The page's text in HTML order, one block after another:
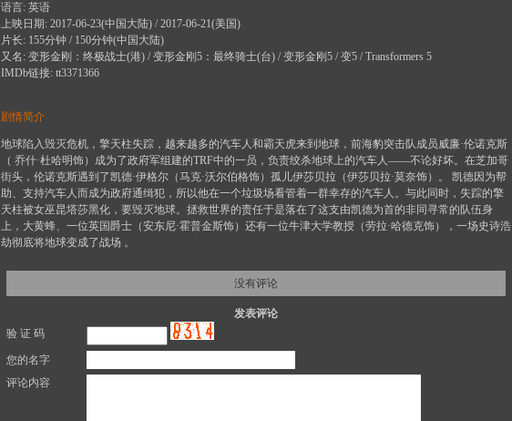
语言: 英语
上映日期: 2017-06-23(中国大陆) / 2017-06-21(美国)
片长: 155分钟 / 150分钟(中国大陆)
又名: 变形金刚：终极战士(港) / 变形金刚5：最终骑士(台) / 变形金刚5 / 变5 / Transformers 5
IMDb链接: tt3371366
剧情简介
地球陷入毁灭危机，擎天柱失踪，越来越多的汽车人和霸天虎来到地球，前海豹突击队成员威廉·伦诺克斯
（ 乔什·杜哈明饰）成为了政府军组建的TRF中的一员，负责绞杀地球上的汽车人——不论好坏。在芝加哥
街头，伦诺克斯遇到了凯德·伊格尔（马克·沃尔伯格饰）孤儿伊莎贝拉（伊莎贝拉·莫奈饰）。 凯德因为帮
助、支持汽车人而成为政府通缉犯，所以他在一个垃圾场看管着一群幸存的汽车人。与此同时，失踪的擎
天柱被女巫昆塔莎黑化，要毁灭地球。拯救世界的责任于是落在了这支由凯德为首的非同寻常的队伍身
上，大黄蜂、一位英国爵士（安东尼·霍普金斯饰）还有一位牛津大学教授（劳拉·哈德克饰），一场史诗浩
劫彻底将地球变成了战场 。
没有评论
发表评论
验 证 码
您的名字
评论内容